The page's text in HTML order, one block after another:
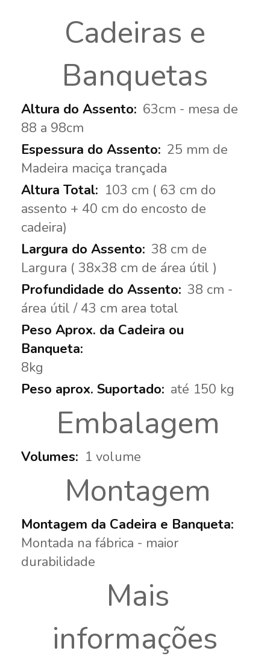
Cadeiras e
Banquetas
63cm - mesa de
88 a 98cm
25 mm de
Madeira maciça trançada
103 cm ( 63 cm do
assento + 40 cm do encosto de
cadeira)
38 cm de
Largura ( 38x38 cm de área útil )
38 cm -
área útil / 43 cm area total
8kg
até 150 kg
Embalagem
1 volume
Montagem
Montada na fábrica - maior
durabilidade
Mais
informações